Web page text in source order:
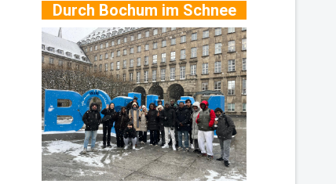
Durch Bochum im Schnee